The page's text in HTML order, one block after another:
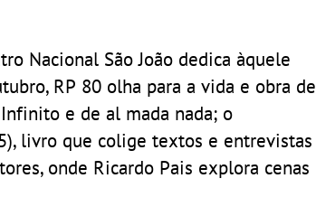
Nacional São João dedica àquele
RP 80 olha para a vida e obra de
e de al mada nada; o
livro que colige textos e entrevistas
onde Ricardo Pais explora cenas